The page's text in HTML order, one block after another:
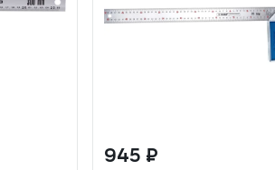
945 ₽